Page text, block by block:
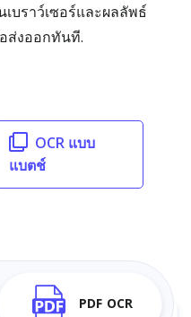
บราว์เซอร์และผลลัพธ์
ส่งออกทันที.
OCR แบบ
แบตช์
PDF OCR